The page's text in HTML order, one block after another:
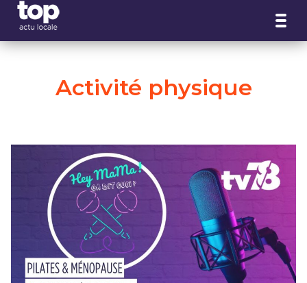
Activité physique
Panneau de gestion des cookies